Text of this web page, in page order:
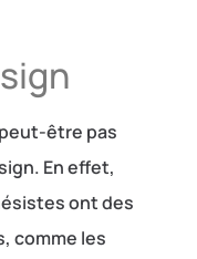
être pas
En effet,
ont des
comme les